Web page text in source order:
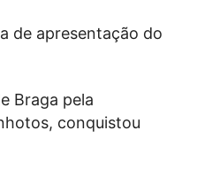
de apresentação do
Braga pela
conquistou